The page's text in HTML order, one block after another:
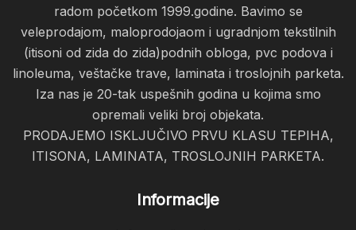
radom početkom 1999.godine. Bavimo se
veleprodajom, maloprodojaom i ugradnjom tekstilnih
(itisoni od zida do zida)podnih obloga, pvc podova i
linoleuma, veštačke trave, laminata i troslojnih parketa.
Iza nas je 20-tak uspešnih godina u kojima smo
opremali veliki broj objekata.
PRODAJEMO ISKLJUČIVO PRVU KLASU TEPIHA,
ITISONA, LAMINATA, TROSLOJNIH PARKETA.
Informacije